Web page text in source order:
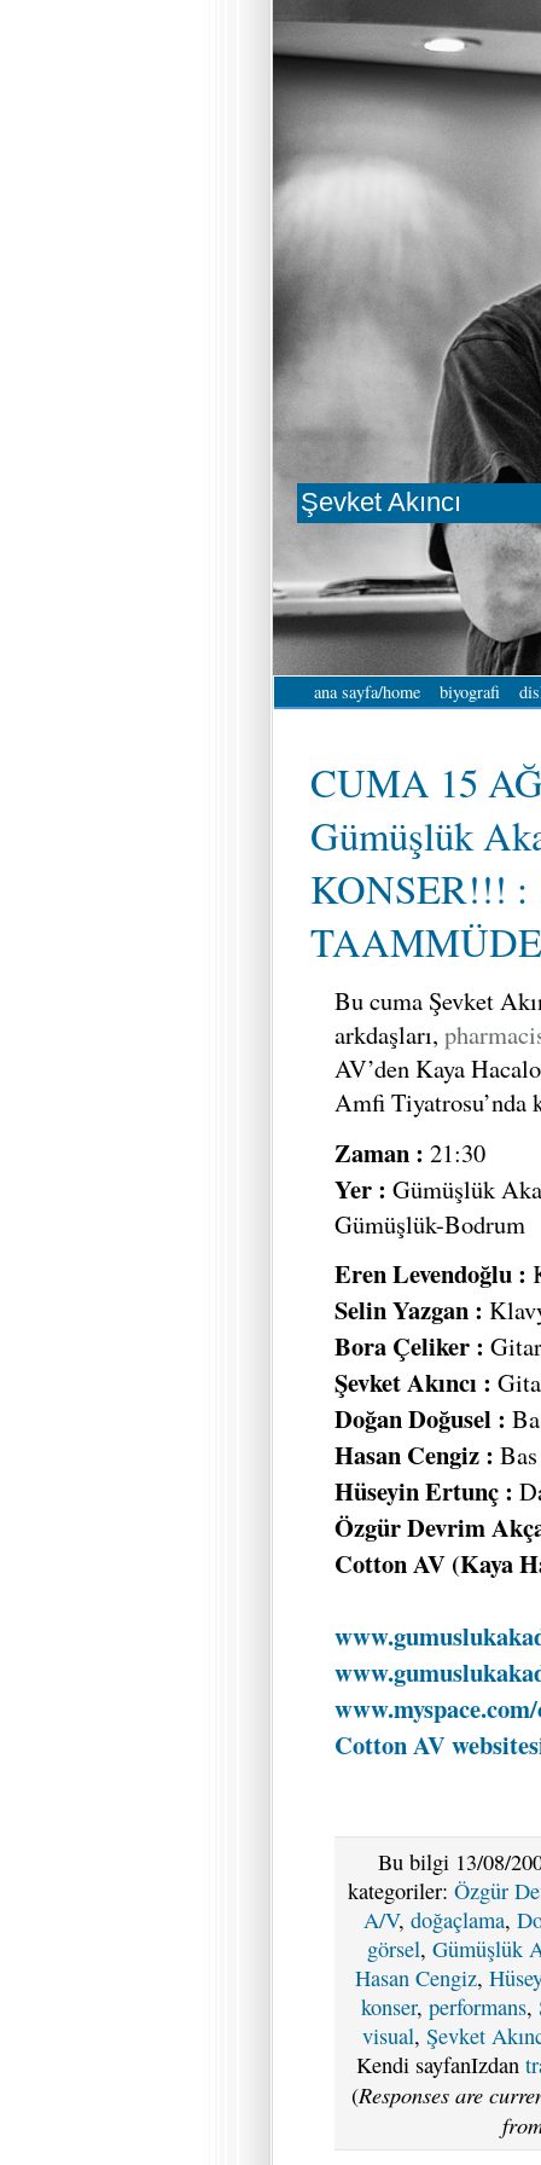
Şevket Akıncı
ana sayfa/home biyografi
CUMA 15
Gümüşlük
KONSER!!! :
Bu cuma Şevket
arkdaşları,
AV’den Kaya
Amfi Tiyatrosu’nda
Zaman : 21:30
Yer : Gümüşlük
Gümüşlük-Bodrum
Eren Levendoğlu :
Selin Yazgan :
Bora Çeliker : Gitar
Şevket Akıncı :
Doğan Doğusel :
Hasan Cengiz : Bas
Hüseyin Ertunç :
Özgür Devrim
Cotton AV (Kaya
Cotton AV
Bu bilgi 13/08/
kategoriler: Özgür
A/V, doğaçlama,
görsel, Gümüşlük
Hasan Cengiz,
konser, performans,
visual, Şevket
Kendi sayfanIzdan
(Responses are